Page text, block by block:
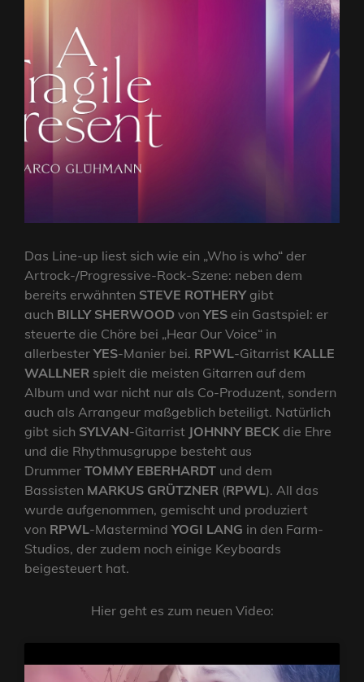
Das Line-up liest sich wie ein „Who is who“ der
Artrock-/Progressive-Rock-Szene: neben dem
bereits erwähnten STEVE ROTHERYgibt
auch BILLY SHERWOOD vonYES ein Gastspiel: er
steuerte die Chöre bei „Hear Our Voice“ in
allerbesterYES-Manier bei. RPWL-Gitarrist KALLE
WALLNER spielt die meisten Gitarren auf dem
Album und war nicht nur als Co-Produzent, sondern
auch als Arrangeur maßgeblich beteiligt. Natürlich
gibt sich SYLVAN-Gitarrist JOHNNY BECK die Ehre
und die Rhythmusgruppe besteht aus
Drummer TOMMY EBERHARDT und dem
Bassisten MARKUS GRÜTZNER (RPWL). All das
wurde aufgenommen, gemischt und produziert
von RPWL-MastermindYOGI LANG in den Farm-
Studios, der zudem noch einige Keyboards
beigesteuert hat.
Hier geht es zum neuen Video: